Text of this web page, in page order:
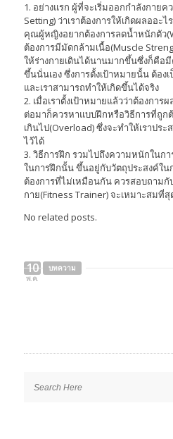
1. อย่างแรก ผู้ที่จะเริ่มออกกำลังกายค
Setting) ว่าเราต้องการให้เกิดผลออะ
คุณผู้หญิงอยากต้องการลดน้ำหนักตัว
ต้องการมีมัดกล้ามเนื้อ(Muscle
ให้ร่างกายเดินได้นานมากขึ้นซึ่งก็คือ
ขึ้นนั่นเอง ซึ่งการตั้งเป้าหมายนั้น ต้อง
และเราสามารถทำให้เกิดขึ้นได้จริง
2. เมื่อเราตั้งเป้าหมายแล้วว่าต้องกา
ต่อมาก็ควรหาแบบฝึกหรือวิธีการที่ถูก
เกินไป(Overload) ซึ่งจะทำให้เราปร
ไว้ได้
3. วิธีการฝึก รวมไปถึงความหนักในก
ในการฝึกนั้น ขึ้นอยู่กับวัตถุประสงค์ใ
ต้องการที่ไม่เหมือนกัน ควรสอบถาม
กาย(Fitness Trainer) จะเหมาะสมที่สุ
No related posts.
10
พ.ค.
บทความ